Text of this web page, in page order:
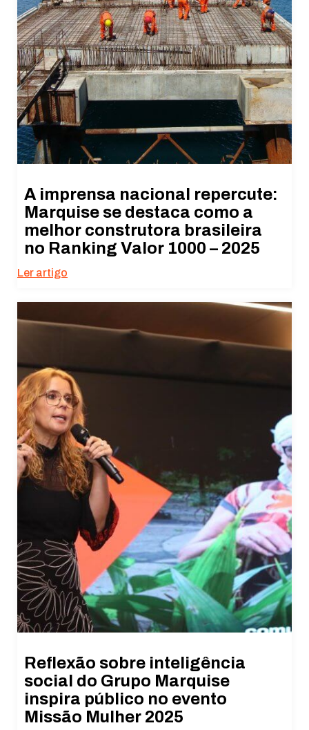
A imprensa nacional repercute:
Marquise se destaca como a
melhor construtora brasileira
no Ranking Valor 1000 – 2025
Ler artigo
Reflexão sobre inteligência
social do Grupo Marquise
inspira público no evento
Missão Mulher 2025